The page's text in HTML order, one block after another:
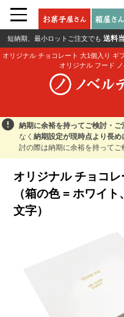
オリジナル フード
短納期、最小ロットご注文でも 送料
error 納期に余裕を持ってご検討・ご
なく納期設定が現時点より長め
討の際は納期に余裕を持ってご
オリジナル チョコ
（箱の色 = ホワイ
文字）